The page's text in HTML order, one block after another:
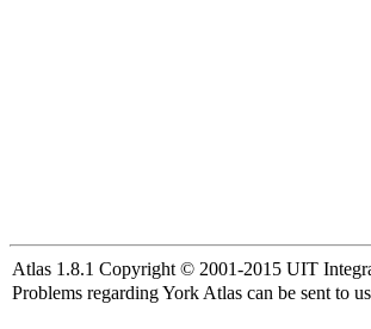
Atlas 1.8.1 Copyright © 2001-2015 UIT
Problems regarding York Atlas can be sent to